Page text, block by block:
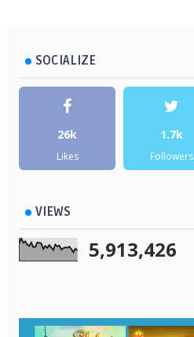
SOCIALIZE
26k
Likes
1.7k
Followers
VIEWS
5,913,426